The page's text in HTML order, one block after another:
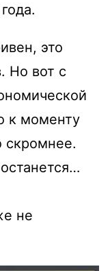
это
Но вот с
к моменту
скромнее.
не